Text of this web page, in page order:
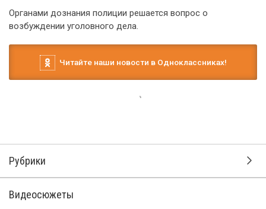
Органами дознания полиции решается вопрос о
возбуждении уголовного дела.
Читайте наши новости в Одноклассниках!
приняли участие в обсуждении
законопроекта о местном
самоуправлении